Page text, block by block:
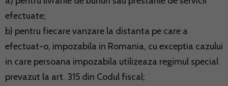
efectuate;
b) pentru fiecare vanzare la distanta pe care a
efectuat-o, impozabila in Romania, cu exceptia cazului
in care persoana impozabila utilizeaza regimul special
prevazut la art. 315 din Codul fiscal;